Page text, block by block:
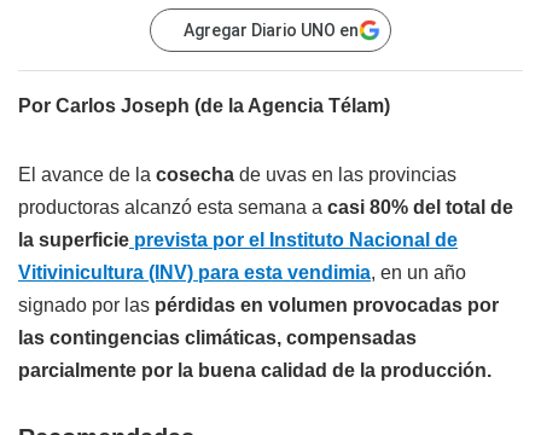
Agregar Diario UNO en
Por Carlos Joseph (de la Agencia Télam)
El avance de la cosecha de uvas en las provincias
productoras alcanzó esta semana a casi 80% del total de
la superficie prevista por el Instituto Nacional de
Vitivinicultura (INV) para esta vendimia, en un año
signado por las pérdidas en volumen provocadas por
las contingencias climáticas, compensadas
parcialmente por la buena calidad de la producción.